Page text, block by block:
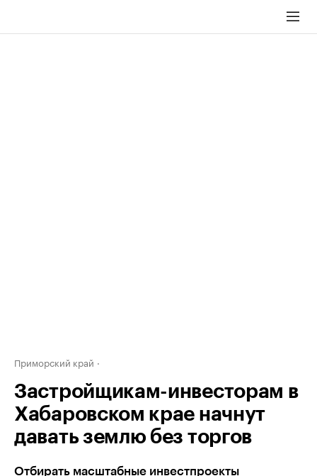
Приморский край
Застройщикам-инвесторам в
Хабаровском крае начнут
давать землю без торгов
Отбирать масштабные инвестпроекты